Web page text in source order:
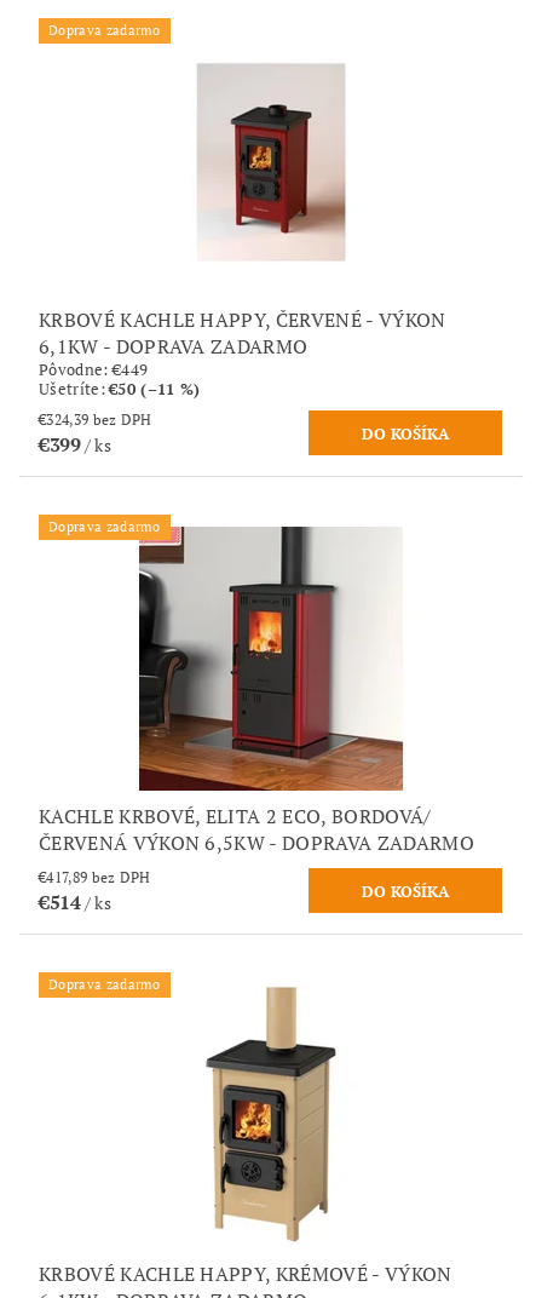
Doprava zadarmo
KRBOVÉ KACHLE HAPPY, ČERVENÉ - VÝKON
6,1KW - DOPRAVA ZADARMO
Pôvodne:€449
Ušetríte:€50 (–11 %)
€324,39 bez DPH
€399/ ks
Doprava zadarmo
KACHLE KRBOVÉ, ELITA 2 ECO, BORDOVÁ/
ČERVENÁ VÝKON 6,5KW - DOPRAVA ZADARMO
€417,89 bez DPH
€514/ ks
Doprava zadarmo
KRBOVÉ KACHLE HAPPY, KRÉMOVÉ - VÝKON